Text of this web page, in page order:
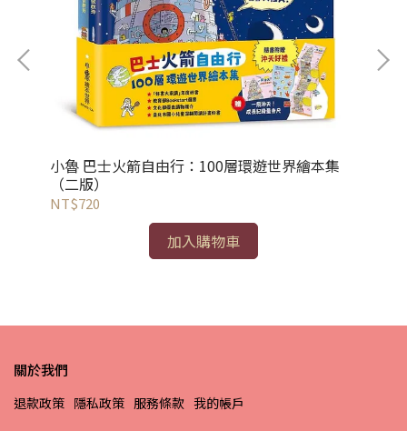
小魯 巴士火箭自由行：100層環遊世界繪本集
（二版）
NT$720
加入購物車
關於我們
退款政策 隱私政策 服務條款 我的帳戶